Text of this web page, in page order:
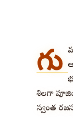
గు
శిలగా
స్వంత